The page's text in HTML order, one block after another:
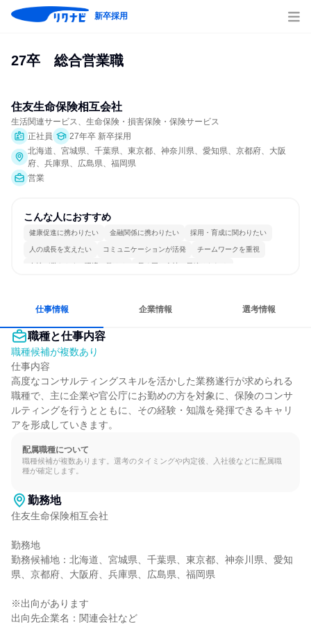
新卒採用
27卒　総合営業職
住友生命保険相互会社
生活関連サービス、生命保険・損害保険・保険サービス
正社員
27年卒 新卒採用
北海道、宮城県、千葉県、東京都、神奈川県、愛知県、京都府、大阪
府、兵庫県、広島県、福岡県
営業
こんな人におすすめ
健康促進に携わりたい 金融関係に携わりたい 採用・育成に関わりたい
人の成長を支えたい コミュニケーションが活発 チームワークを重視
女性が働きやすい環境で働ける 長く同じ会社に居続けられる
仕事情報 企業情報 選考情報
職種と仕事内容
職種候補が複数あり
仕事内容
高度なコンサルティングスキルを活かした業務遂行が求められる
職種で、主に企業や官公庁にお勤めの方を対象に、保険のコンサ
ルティングを行うとともに、その経験・知識を発揮できるキャリ
アを形成していきます。
配属職種について
職種候補が複数あります。選考のタイミングや内定後、入社後などに配属職
種が確定します。
勤務地
住友生命保険相互会社
勤務地
勤務候補地：北海道、宮城県、千葉県、東京都、神奈川県、愛知
県、京都府、大阪府、兵庫県、広島県、福岡県
※出向があります
出向先企業名：関連会社など